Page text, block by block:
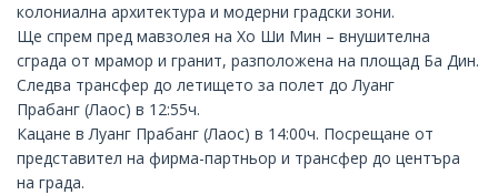
колониална архитектура и модерни градски зони.
Ще спрем пред мавзолея на Хо Ши Мин – внушителна
сграда от мрамор и гранит, разположена на площад Ба Дин.
Следва трансфер до летището за полет доЛуанг
Прабанг (Лаос) в 12:55ч.
Кацане в Луанг Прабанг (Лаос) в 14:00ч. Посрещане от
представител на фирма-партньор и трансфер до центъра
на града.